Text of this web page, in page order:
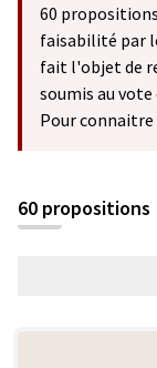
60
faisabilité par
fait l'objet de
soumis au vote
Pour
60 propositions